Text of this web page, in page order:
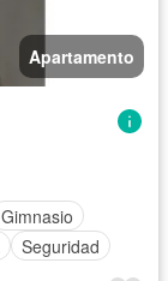
Apartamento
Gimnasio
Seguridad